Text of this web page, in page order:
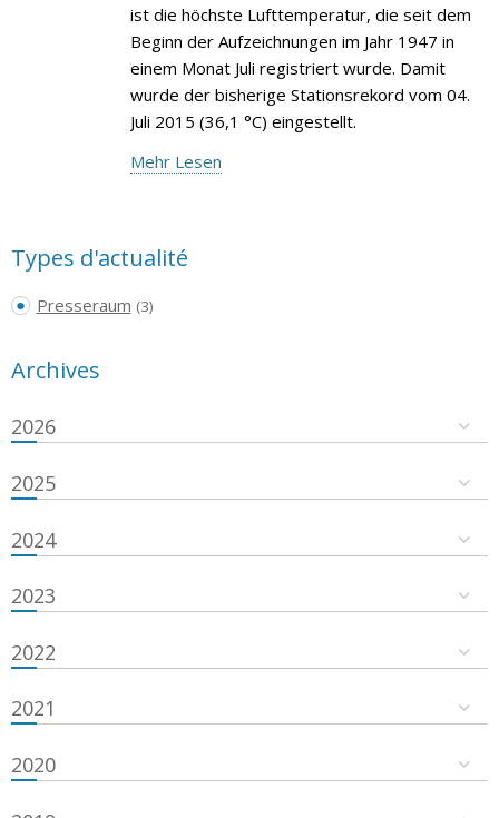
ist die höchste Lufttemperatur, die seit dem
Beginn der Aufzeichnungen im Jahr 1947 in
einem Monat Juli registriert wurde. Damit
wurde der bisherige Stationsrekord vom 04.
Juli 2015 (36,1 °C) eingestellt.
Mehr Lesen
Types d'actualité
Presseraum (3)
Archives
2026
2025
2024
2023
2022
2021
2020